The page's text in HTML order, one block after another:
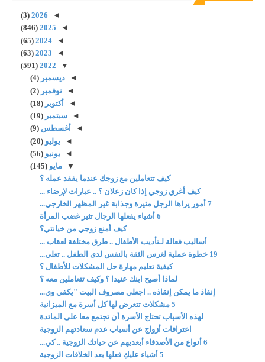
◄
2026
(3)
◄
2025
(846)
◄
2024
(65)
◄
2023
(63)
▼
2022
(591)
◄ديسمبر(4)
◄ نوفمبر(2)
◄
أكتوبر(18)
◄سبتمبر(19)
◄
أغسطس(9)
◄ يوليو(20)
◄ يونيو(56)
▼مايو(145)
كيف تتعاملين مع زوجك عندما يفقد عمله ؟
كيف أغري زوجي إذا كان زعلان ؟ .. عبارات لإرضاء ...
7 أمور يراها الرجل مثيرة وجذابة غير المظهر الخارجي...
6 أشياء يفعلها الرجال تثير غضب المرأة
كيف أمنع زوجي من خيانتي؟
أساليب فعالة لـتأديب الأطفال .. طرق مختلفة لعقاب ...
19 خطوة عملية لغرس الثقة بالنفس لدى الطفل .. تعلي...
كيفية تعليم مهارة حل المشكلات للأطفال ؟
لماذا أصبح ابنك عنيدا ؟ وكيف تتعاملين معه ؟
إنقاذ ما يمكن إنقاذه .. اجعلي مصروف البيت "يكفي وي...
5 مشكلات تتعرض لها كل أسرة مع الميزانية
لهذه الأسباب تحتاج الأسرة أن تجتمع معا على المائدة
اعترافات أزواج عن أسباب عدم سعادتهم الزوجية
6 أنواع من الأصدقاء أبعديهم عن حياتك الزوجية .. كي...
5 أشياء عليكِ فعلها بعد الخلافات الزوجية